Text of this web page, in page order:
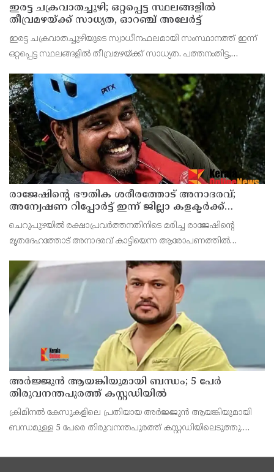
ഇരട്ട ചക്രവാതച്ചുഴി; ഒറ്റപ്പെട്ട സ്ഥലങ്ങളില്‍
തീവ്രമഴയ്ക്ക് സാധ്യത, ഓറഞ്ച് അലേർട്ട്
ഇരട്ട ചക്രവാതച്ചുഴിയുടെ സ്വാധീനഫലമായി സംസ്ഥാനത്ത് ഇന്ന്
ഒറ്റപ്പെട്ട സ്ഥലങ്ങളില്‍ തീവ്രമഴയ്ക്ക് സാധ്യത. പത്തനംതിട്ട,
ജില്ലകളിലാണ് ഇന്ന് തീവ്ര
രാജേഷിന്റെ ഭൗതിക ശരീരത്തോട് അനാദരവ്;
അന്വേഷണ റിപ്പോര്‍ട്ട് ഇന്ന് ജില്ലാ കളക്ടര്‍ക്ക്
കൈമാറും
ചെറുപുഴയില്‍ രക്ഷാപ്രവര്‍ത്തനതിനിടെ മരിച്ച രാജേഷിന്റെ
മൃതദേഹത്തോട് അനാദരവ് കാട്ടിയെന്ന ആരോപണത്തില്‍
അർജ്ജുൻ ആയങ്കിയുമായി ബന്ധം; 5 പേർ
തിരുവനന്തപുരത്ത് കസ്റ്റഡിയിൽ
ക്രിമിനൽ കേസുകളിലെ പ്രതിയായ അർജ്ജുൻ ആയങ്കിയുമായി
ബന്ധമുള്ള 5 പേരെ തിരുവനന്തപുരത്ത് കസ്റ്റഡിയിലെടുത്തു.
എന്നിവരെയാണ് കസ്റ്റഡിയിലെടുത്തത്. തുമ്പ, തമ്പ